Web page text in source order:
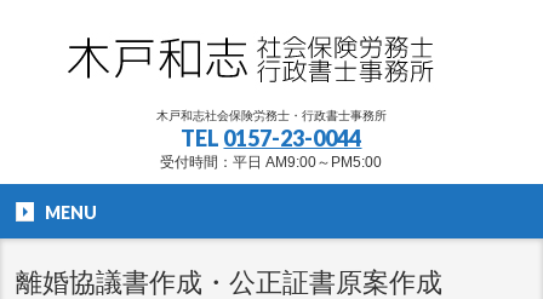
木戸和志社会保険労務士・行政書士事務所
TEL 0157-23-0044
受付時間：平日 AM9:00～PM5:00
MENU
離婚協議書作成・公正証書原案作成